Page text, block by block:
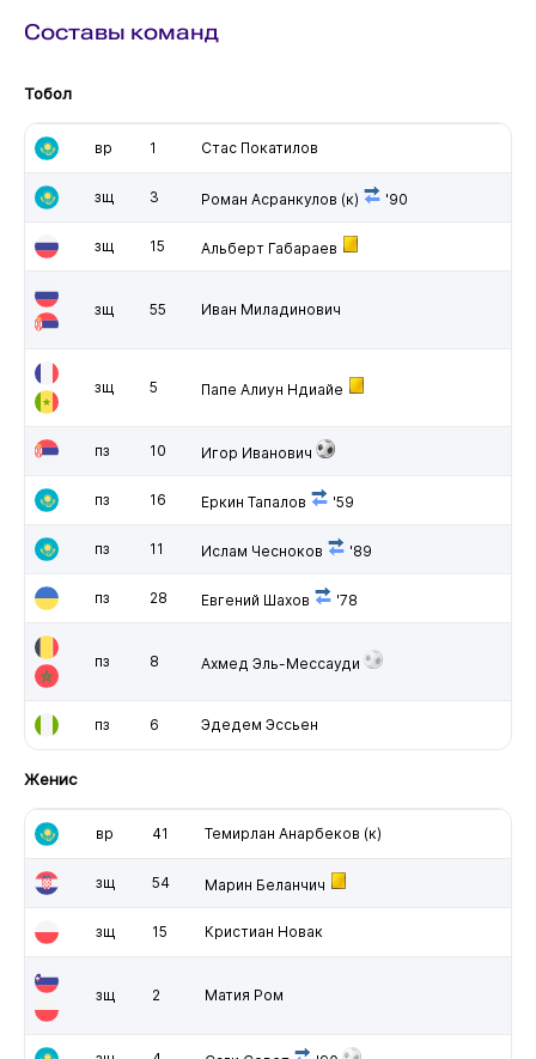
Составы команд
Тобол
вр 1 Стас Покатилов
зщ 3 Роман Асранкулов (к) '90
зщ 15 Альберт Габараев
зщ 55 Иван Миладинович
зщ 5 Папе Алиун Ндиайе
пз 10 Игор Иванович
пз 16 Еркин Тапалов '59
пз 11 Ислам Чесноков '89
пз 28 Евгений Шахов '78
пз 8 Ахмед Эль-Мессауди
пз 6 Эдедем Эссьен
Женис
вр 41 Темирлан Анарбеков (к)
зщ 54 Марин Беланчич
зщ 15 Кристиан Новак
зщ 2 Матия Ром